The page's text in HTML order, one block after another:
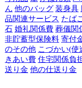
ん 他のバッグ 装身具
品関連サービス たばこ
石 婚礼関係費 葬儀関
非貯蓄型保険料 寄付
のその他 こづかい(使
きあい費 住宅関係負
送り金 他の仕送り金